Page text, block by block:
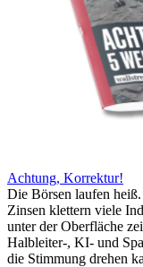
Achtung, Korrektur!
Die Börsen laufen
Zinsen klettern viele
unter der Oberfläche
Halbleiter-, KI- und
die Stimmung drehen